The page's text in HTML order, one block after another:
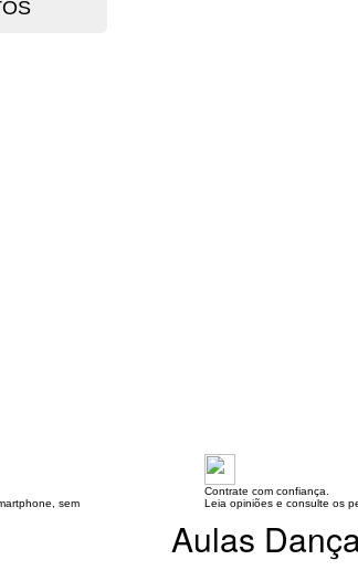
sem
Contrate com confiança.
Leia opiniões e consulte os
Aulas